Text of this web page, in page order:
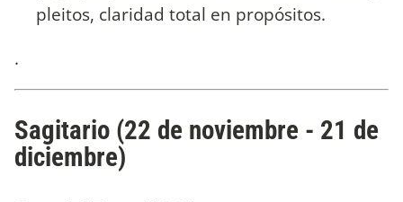
pleitos, claridad total en propósitos.
.
Sagitario (22 de noviembre - 21 de
diciembre)